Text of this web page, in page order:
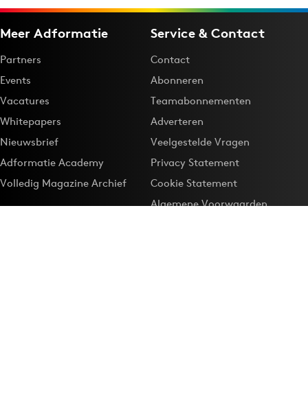
Meer Adformatie
Partners
Events
Vacatures
Whitepapers
Nieuwsbrief
Adformatie Academy
Volledig Magazine Archief
Service & Contact
Contact
Abonneren
Teamabonnementen
Adverteren
Veelgestelde Vragen
Privacy Statement
Cookie Statement
Algemene Voorwaarden